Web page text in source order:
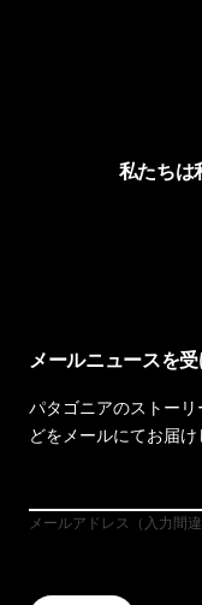
私たちは
メールニュースを
パタゴニアのストー
どをメールにてお届け
メールアドレス（入力間